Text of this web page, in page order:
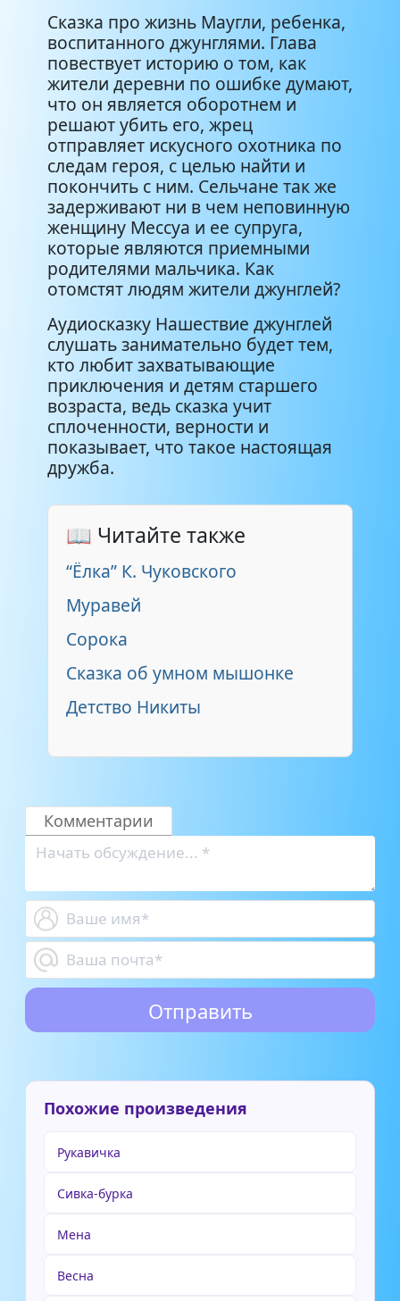
Сказка про жизнь Маугли, ребенка,
воспитанного джунглями. Глава
повествует историю о том, как
жители деревни по ошибке думают,
что он является оборотнем и
решают убить его, жрец
отправляет искусного охотника по
следам героя, с целью найти и
покончить с ним. Сельчане так же
задерживают ни в чем неповинную
женщину Мессуа и ее супруга,
которые являются приемными
родителями мальчика. Как
отомстят людям жители джунглей?
Аудиосказку Нашествие джунглей
слушать занимательно будет тем,
кто любит захватывающие
приключения и детям старшего
возраста, ведь сказка учит
сплоченности, верности и
показывает, что такое настоящая
дружба.
📖 Читайте также
“Ёлка” К. Чуковского
Муравей
Сорока
Сказка об умном мышонке
Детство Никиты
Комментарии
Похожие произведения
Рукавичка
Сивка-бурка
Мена
Весна